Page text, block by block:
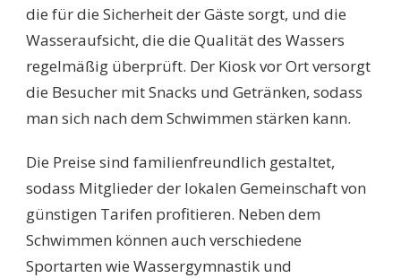
die für die Sicherheit der Gäste sorgt, und die
Wasseraufsicht, die die Qualität des Wassers
regelmäßig überprüft. Der Kiosk vor Ort versorgt
die Besucher mit Snacks und Getränken, sodass
man sich nach dem Schwimmen stärken kann.
Die Preise sind familienfreundlich gestaltet,
sodass Mitglieder der lokalen Gemeinschaft von
günstigen Tarifen profitieren. Neben dem
Schwimmen können auch verschiedene
Sportarten wie Wassergymnastik und